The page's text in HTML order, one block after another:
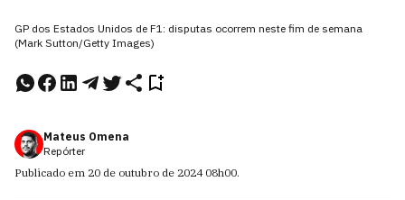
GP dos Estados Unidos de F1: disputas ocorrem neste fim de semana
(Mark Sutton/Getty Images)
Mateus Omena
Repórter
Publicado em 20 de outubro de 2024 08h00.